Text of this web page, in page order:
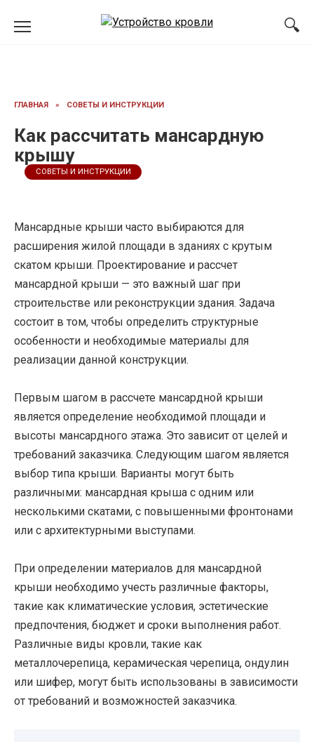
ГЛАВНАЯ » СОВЕТЫ И ИНСТРУКЦИИ
Как рассчитать мансардную
крышу
СОВЕТЫ И ИНСТРУКЦИИ
Мансардные крыши часто выбираются для
расширения жилой площади в зданиях с крутым
скатом крыши. Проектирование и рассчет
мансардной крыши — это важный шаг при
строительстве или реконструкции здания. Задача
состоит в том, чтобы определить структурные
особенности и необходимые материалы для
реализации данной конструкции.
Первым шагом в рассчете мансардной крыши
является определение необходимой площади и
высоты мансардного этажа. Это зависит от целей и
требований заказчика. Следующим шагом является
выбор типа крыши. Варианты могут быть
различными: мансардная крыша с одним или
несколькими скатами, с повышенными фронтонами
или с архитектурными выступами.
При определении материалов для мансардной
крыши необходимо учесть различные факторы,
такие как климатические условия, эстетические
предпочтения, бюджет и сроки выполнения работ.
Различные виды кровли, такие как
металлочерепица, керамическая черепица, ондулин
или шифер, могут быть использованы в зависимости
от требований и возможностей заказчика.